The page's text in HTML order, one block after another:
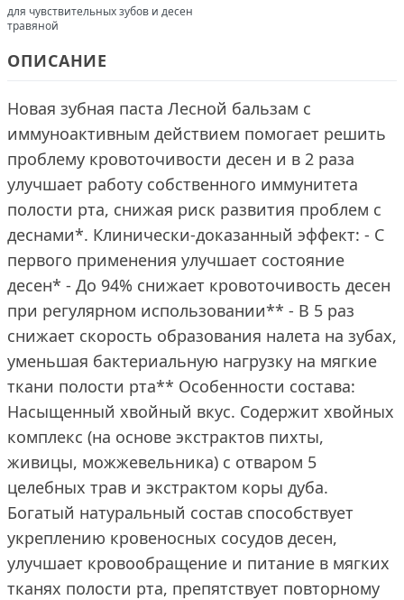
для чувствительных зубов и десен
травяной
ОПИСАНИЕ
Новая зубная паста Лесной бальзам c
иммуноактивным действием помогает решить
проблему кровоточивости десен и в 2 раза
улучшает работу собственного иммунитета
полости рта, снижая риск развития проблем с
деснами*. Клинически-доказанный эффект: - С
первого применения улучшает состояние
десен* - До 94% снижает кровоточивость десен
при регулярном использовании** - В 5 раз
снижает скорость образования налета на зубах,
уменьшая бактериальную нагрузку на мягкие
ткани полости рта** Особенности состава:
Насыщенный хвойный вкус. Содержит хвойных
комплекс (на основе экстрактов пихты,
живицы, можжевельника) с отваром 5
целебных трав и экстрактом коры дуба.
Богатый натуральный состав способствует
укреплению кровеносных сосудов десен,
улучшает кровообращение и питание в мягких
тканях полости рта, препятствует повторному